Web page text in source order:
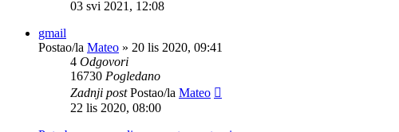
03 svi 2021, 12:08
gmail
Postao/la Mateo » 20 lis 2020, 09:41
4 Odgovori
16730 Pogledano
Zadnji postPostao/la Mateo
22 lis 2020, 08:00